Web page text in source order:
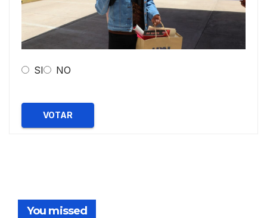
SI NO
VOTAR
You missed